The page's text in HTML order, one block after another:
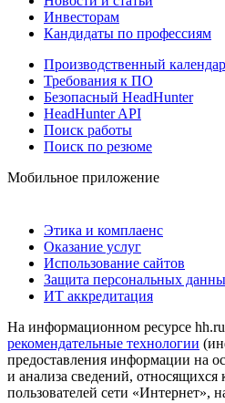
Инвесторам
Кандидаты по профессиям
Производственный
Требования к ПО
Безопасный HeadHunter
HeadHunter API
Поиск работы
Поиск по резюме
Мобильное приложение
Этика и комплаенс
Оказание услуг
Использование сайтов
Защита персональных
ИТ аккредитация
На информационном ресурсе hh.ru
рекомендательные технологии
предоставления информации на
и анализа сведений, относящихся
пользователей сети «Интернет»,